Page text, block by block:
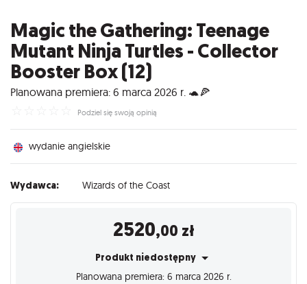
Magic the Gathering: Teenage
Mutant Ninja Turtles - Collector
Booster Box (12)
Planowana premiera: 6 marca 2026 r. 🐢🍕
Podziel się swoją opinią
wydanie angielskie
Wydawca: Wizards of the Coast
2520,00 zł
Produkt niedostępny
Planowana premiera: 6 marca 2026 r.